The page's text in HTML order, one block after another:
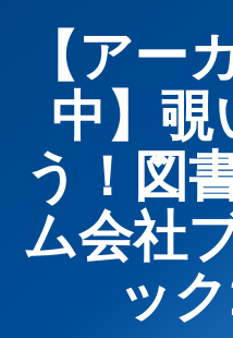
【アー
中】覗
う！図
ム会社
ッ